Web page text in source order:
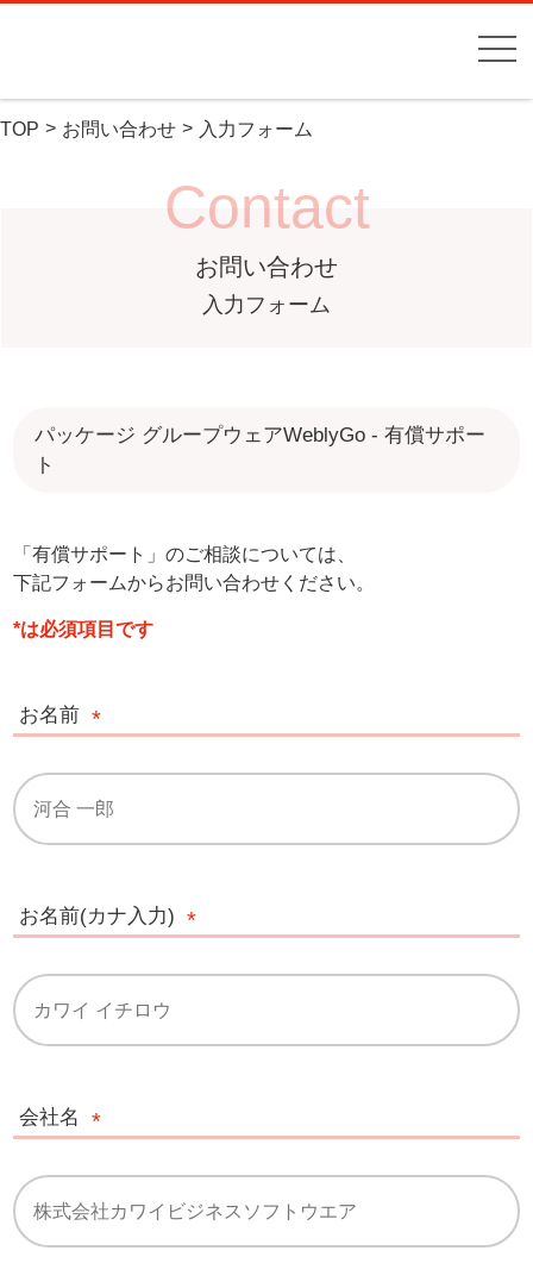
TOP お問い合わせ 入力フォーム
Contact
お問い合わせ
入力フォーム
パッケージ グループウェアWeblyGo - 有償サポー
ト
「有償サポート」のご相談については、
下記フォームからお問い合わせください。
*は必須項目です
お名前
お名前(カナ入力)
会社名